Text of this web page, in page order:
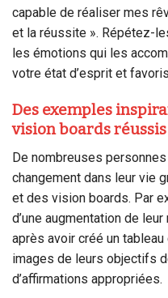
capable de réaliser mes
et la réussite ». Répétez-
les émotions qui les
votre état d’esprit et
Des exemples
vision boards réussis
De nombreuses
changement dans leur vie
et des vision boards. Par
d’une augmentation de
après avoir créé un
images de leurs objectifs
d’affirmations appropriées.